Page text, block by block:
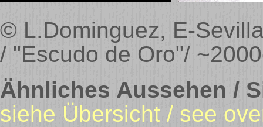
© L.Dominguez, E-
/ "Escudo de Oro"/
Ähnliches Aussehen /
siehe Übersicht / see